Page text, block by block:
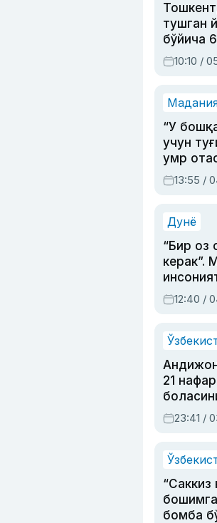
тушган
бўйича
ҳукми
10:10 /
“У
учун
умр
актриса
устаси
13:55 /
Дунё
“Бир оз
керак”.
олмай
12:40 /
21
содир
ҳукми
23:41 /
бомба